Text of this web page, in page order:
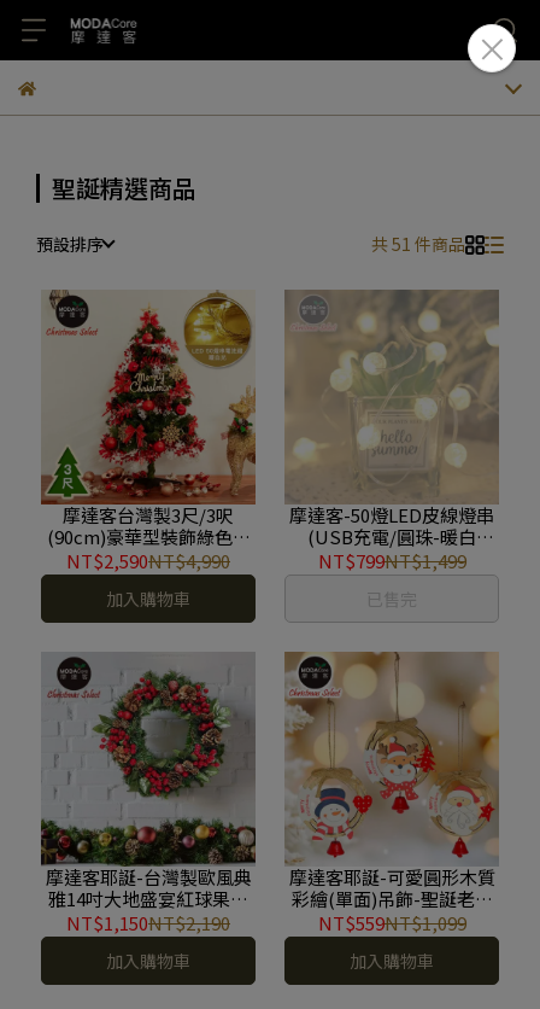
聖誕精選商品
預設排序 共 51 件商品
摩達客台灣製3尺/3呎
(90cm)豪華型裝飾綠色聖
誕樹/火焰金白大雪花紅果
球系全套飾品組+50燈LED
燈串暖白光-USB電池盒兩
用充電(本島免運費) YS-
NT$2,590NT$4,990
加入購物車
摩達客-50燈LED皮線燈串
(USB充電/圓珠-暖白
光)5M-贈遙控器 YS-
LBUB2205001
NT$799NT$1,499
已售完
摩達客耶誕-台灣製歐風典
雅14吋大地盛宴紅球果松
果聖誕花圈_福臨圈(免組
裝/台灣設計手工藝製) 本
島免運費 YS-GW2114002
NT$1,150NT$2,190
加入購物車
摩達客耶誕-可愛圓形木質
彩繪(單面)吊飾-聖誕老公
公+雪人+麋鹿(一組3入)
YS-HD23002
NT$559NT$1,099
加入購物車